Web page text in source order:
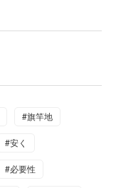
#旗竿地
#安く
#必要性